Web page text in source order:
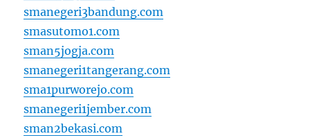
smanegeri3bandung.com
smasutomo1.com
sman5jogja.com
smanegeri1tangerang.com
sma1purworejo.com
smanegeri1jember.com
sman2bekasi.com